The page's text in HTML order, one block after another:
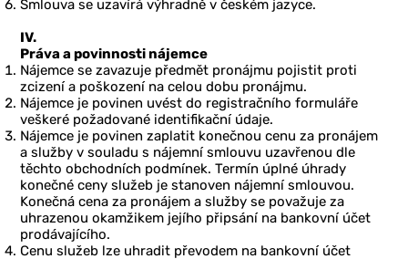
Smlouva se uzavírá výhradně v českém jazyce.
IV.
Práva a povinnosti nájemce
Nájemce se zavazuje předmět pronájmu pojistit proti
zcizení a poškození na celou dobu pronájmu.
Nájemce je povinen uvést do registračního formuláře
veškeré požadované identifikační údaje.
Nájemce je povinen zaplatit konečnou cenu za pronájem
a služby v souladu s nájemní smlouvu uzavřenou dle
těchto obchodních podmínek. Termín úplné úhrady
konečné ceny služeb je stanoven nájemní smlouvou.
Konečná cena za pronájem a služby se považuje za
uhrazenou okamžikem jejího připsání na bankovní účet
prodávajícího.
Cenu služeb lze uhradit převodem na bankovní účet